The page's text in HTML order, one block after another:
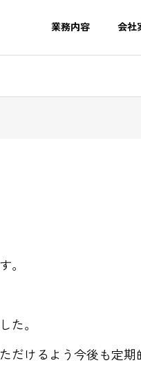
業務内容 会社
。
た。
だけるよう今後も定期